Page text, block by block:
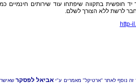
יד חופשית בתקווה שיפתחו עוד שירותים חינמיים
לרשת ללא הצורך לשלם.
http-
נוסף לאתר "ארטיקל" מאמרים ע"י אביאל לפסקר